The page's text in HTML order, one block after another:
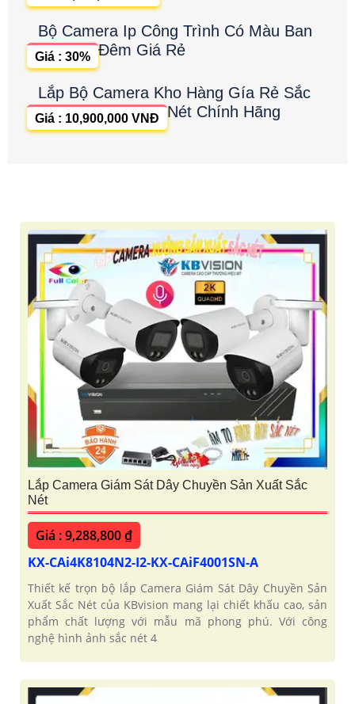
Bộ Camera Ip Công Trình Có Màu Ban
Đêm Giá Rẻ
Giá : 30%
Lắp Bộ Camera Kho Hàng Gía Rẻ Sắc
Nét Chính Hãng
Giá : 10,900,000 VNĐ
Lắp Camera Giám Sát Dây Chuyền Sản Xuất Sắc
Nét
Giá : 9,288,800 ₫
KX-CAi4K8104N2-I2-KX-CAiF4001SN-A
Thiết kế trọn bộ lắp Camera Giám Sát Dây Chuyền Sản
Xuất Sắc Nét của KBvision mang lại chiết khấu cao, sản
phẩm chất lượng với mẫu mã phong phú. Với công
nghệ hình ảnh sắc nét 4